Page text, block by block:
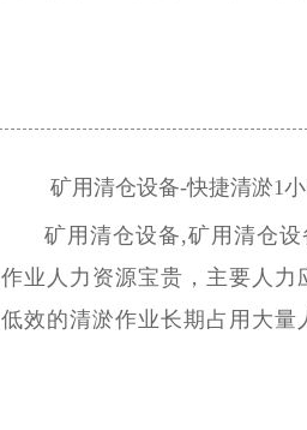
造洁净舒适的井下作业氛围
矿用清仓设备-快捷清淤1
矿用清仓设备,矿用清仓
作业人力资源宝贵，主要人
低效的清淤作业长期占用大量
人力，助力煤矿人力资源合